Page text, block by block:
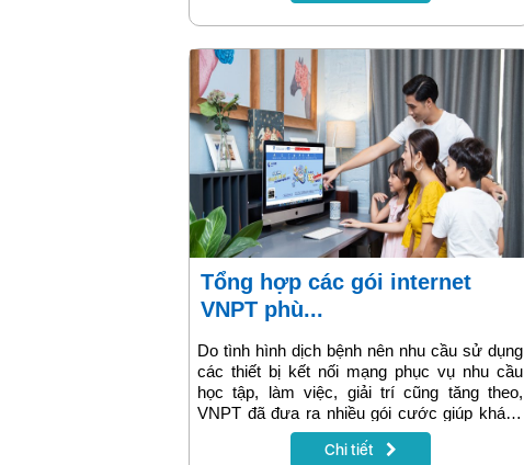
kiếm cho mình 1 giải pháp liên lạc phù hợp
thì đừng bỏ qua gói Go69 này nhé!
Tổng hợp các gói internet
VNPT phù...
Do tình hình dịch bệnh nên nhu cầu sử dụng
các thiết bị kết nối mạng phục vụ nhu cầu
học tập, làm việc, giải trí cũng tăng theo,
VNPT đã đưa ra nhiều gói cước giúp khách
hàng dễ dàng lựa chọn. Bài viết sẽ tổng hợp
các gói internet VNPT phù hợp với nhu cầu
Chi tiết